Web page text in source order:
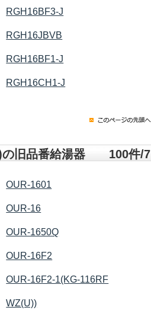
RGH16BF3-J
RGH16JBVB
RGH16BF1-J
RGH16CH1-J
の旧品番給湯器 100件/7
OUR-1601
OUR-16
OUR-1650Q
OUR-16F2
OUR-16F2-1(KG-116RF
WZ(U))